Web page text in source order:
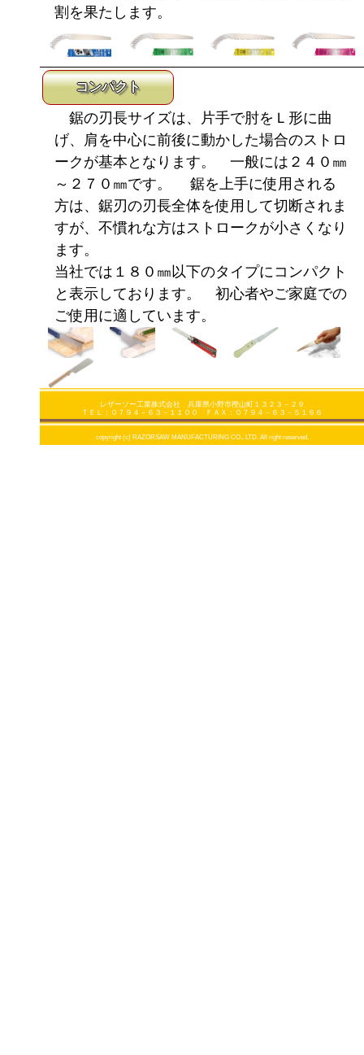
割を果たします。
コンパクト
鋸の刃長サイズは、片手で肘をＬ形に曲
げ、肩を中心に前後に動かした場合のストロ
ークが基本となります。 一般には２４０㎜
～２７０㎜です。 鋸を上手に使用される
方は、鋸刃の刃長全体を使用して切断されま
すが、不慣れな方はストロークが小さくなり
ます。
当社では１８０㎜以下のタイプにコンパクト
と表示しております。 初心者やご家庭での
ご使用に適しています。
レザーソー工業株式会社 兵庫県小野市樫山町１３２３－２９
ＴＥＬ：０７９４－６３－１１００ ＦＡＸ：０７９４－６３－５１６６
copyright (c) RAZORSAW MANUFACTURING CO., LTD. All right reserved.